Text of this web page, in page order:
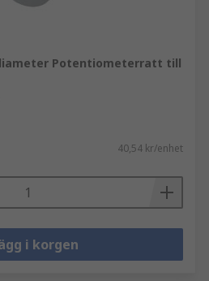
Potentiometerratt till
40,54 kr/enhet
i korgen